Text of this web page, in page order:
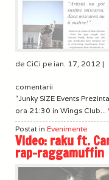
de CiCi pe ian. 17, 2012 |
comentarii
“Junky SIZE Events
ora 21:30 in Wings Club...
Postat in Evenimente
VIdeo: raku ft.
rap-raggamuffin